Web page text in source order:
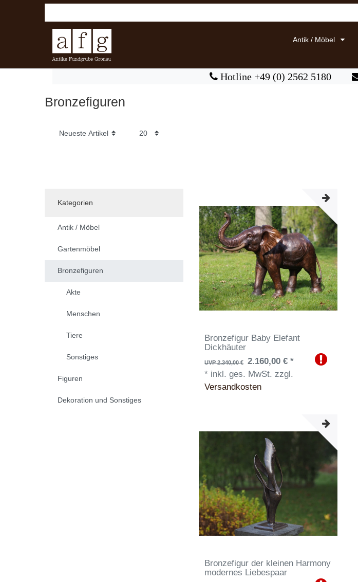
Antik / Möbel
Hotline +49 (0) 2562 5180
Bronzefiguren
Kategorien
Antik / Möbel
Gartenmöbel
Bronzefiguren
Akte
Menschen
Tiere
Sonstiges
Figuren
Dekoration und Sonstiges
Bronzefigur Baby Elefant
Dickhäuter
UVP 2.340,00 €
2.160,00 € *
* inkl. ges. MwSt. zzgl.
Versandkosten
Bronzefigur der kleinen Harmony
modernes Liebespaar